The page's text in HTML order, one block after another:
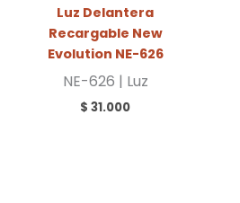
Luz Delantera
Recargable New
Evolution NE-626
NE-626 | Luz
$ 31.000